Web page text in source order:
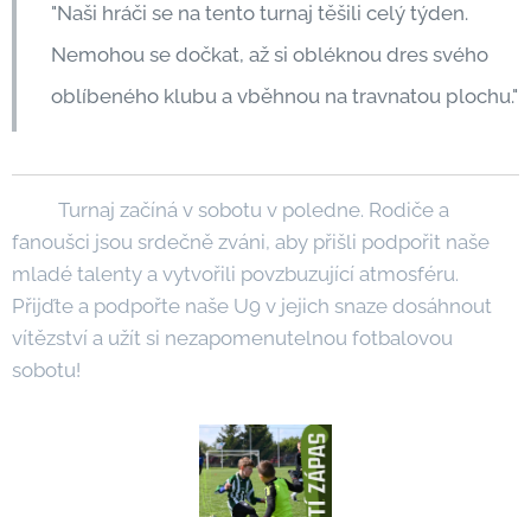
"Naši hráči se na tento turnaj těšili celý týden.
Nemohou se dočkat, až si obléknou dres svého
oblíbeného klubu a vběhnou na travnatou plochu."
Turnaj začíná v sobotu v poledne. Rodiče a
fanoušci jsou srdečně zváni, aby přišli podpořit naše
mladé talenty a vytvořili povzbuzující atmosféru.
Přijďte a podpořte naše U9 v jejich snaze dosáhnout
vítězství a užít si nezapomenutelnou fotbalovou
sobotu!